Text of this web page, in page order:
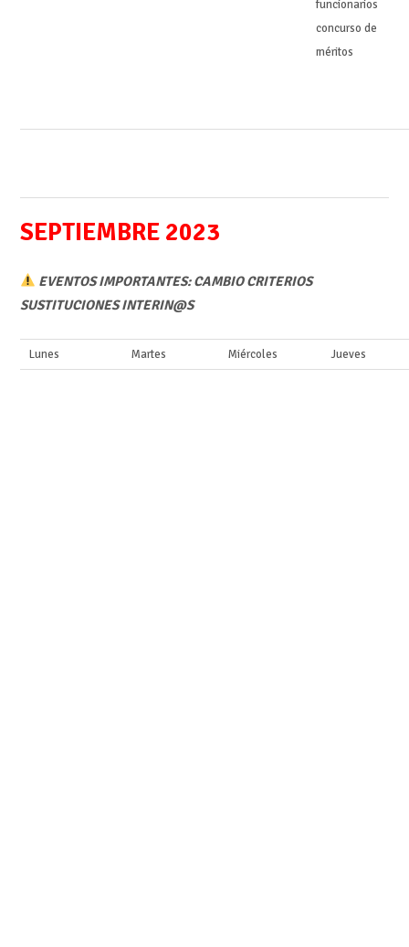
funcionarios
concurso de
méritos
SEPTIEMBRE 2023
EVENTOS IMPORTANTES: CAMBIO CRITERIOS
SUSTITUCIONES INTERIN@S
Lunes Martes Miércoles Jueves